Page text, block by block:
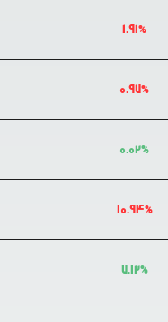
1.91%
0.97%
0.02%
10.94%
7.12%